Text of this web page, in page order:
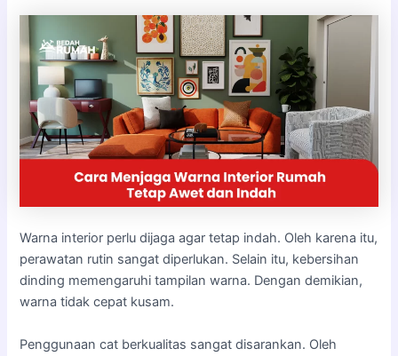
Warna interior perlu dijaga agar tetap indah. Oleh karena itu,
perawatan rutin sangat diperlukan. Selain itu, kebersihan
dinding memengaruhi tampilan warna. Dengan demikian,
warna tidak cepat kusam.
Penggunaan cat berkualitas sangat disarankan. Oleh